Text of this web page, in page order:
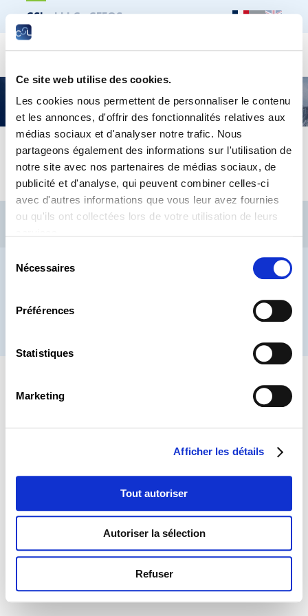
Ce site web utilise des cookies.
Les cookies nous permettent de personnaliser le contenu
et les annonces, d'offrir des fonctionnalités relatives aux
médias sociaux et d'analyser notre trafic. Nous
partageons également des informations sur l'utilisation de
notre site avec nos partenaires de médias sociaux, de
publicité et d'analyse, qui peuvent combiner celles-ci
avec d'autres informations que vous leur avez fournies
ou qu'ils ont collectées lors de votre utilisation de leurs
Nécessaires
Préférences
Statistiques
Marketing
Afficher les détails
Tout autoriser
Autoriser la sélection
Refuser
CSL LLLC CEFOS
juillet 2025
01227_CSL_Broch-Seniors_Janv-Juil25_web
CSL LLLC
CEFOS
Mention légale Lanceurs d’alerte